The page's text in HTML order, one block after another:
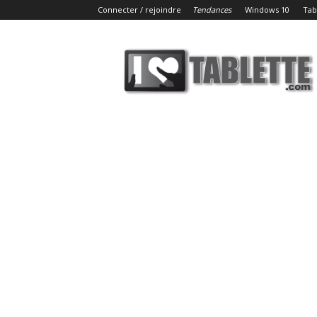
Connecter / rejoindre Tendances Windows 10